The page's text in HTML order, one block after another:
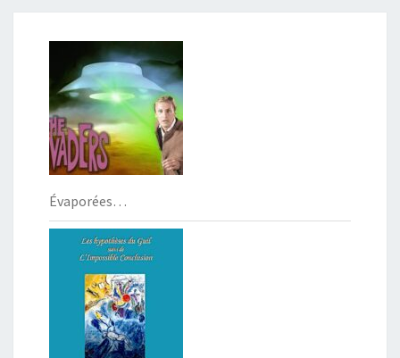
Évaporées…